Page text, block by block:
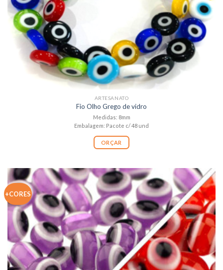
ARTESANATO
Fio Olho Grego de vidro
Medidas: 8mm
Embalagem: Pacote c/ 48 und
ORÇAR
+CORES